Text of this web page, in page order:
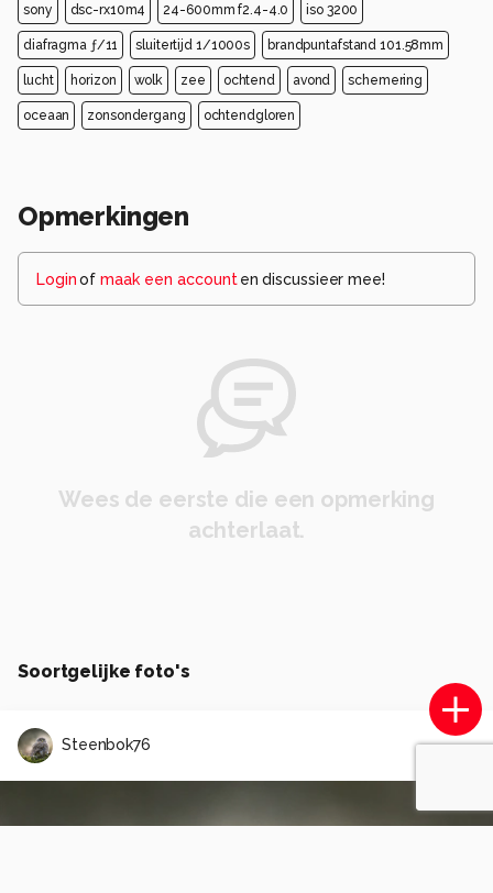
sony dsc-rx10m4 24-600mm f2.4-4.0 iso 3200
diafragma ƒ/11 sluitertijd 1/1000s brandpuntafstand 101.58mm
lucht horizon wolk zee ochtend avond schemering
oceaan zonsondergang ochtendgloren
Opmerkingen
Loginof maak een account en discussieer mee!
Wees de eerste die een opmerking
achterlaat.
Soortgelijke foto's
Steenbok76